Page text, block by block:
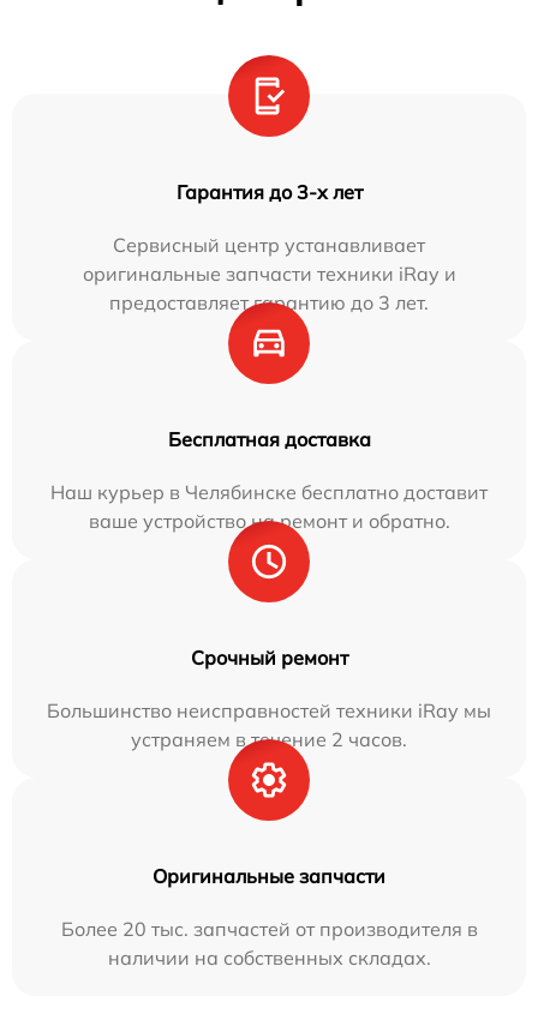
Гарантия до 3-х лет
Сервисный центр устанавливает
оригинальные запчасти техники iRay и
предоставляет гарантию до 3 лет.
Бесплатная доставка
Наш курьер в Челябинске бесплатно доставит
ваше устройство на ремонт и обратно.
Срочный ремонт
Большинство неисправностей техники iRay мы
устраняем в течение 2 часов.
Оригинальные запчасти
Более 20 тыс. запчастей от производителя в
наличии на собственных складах.